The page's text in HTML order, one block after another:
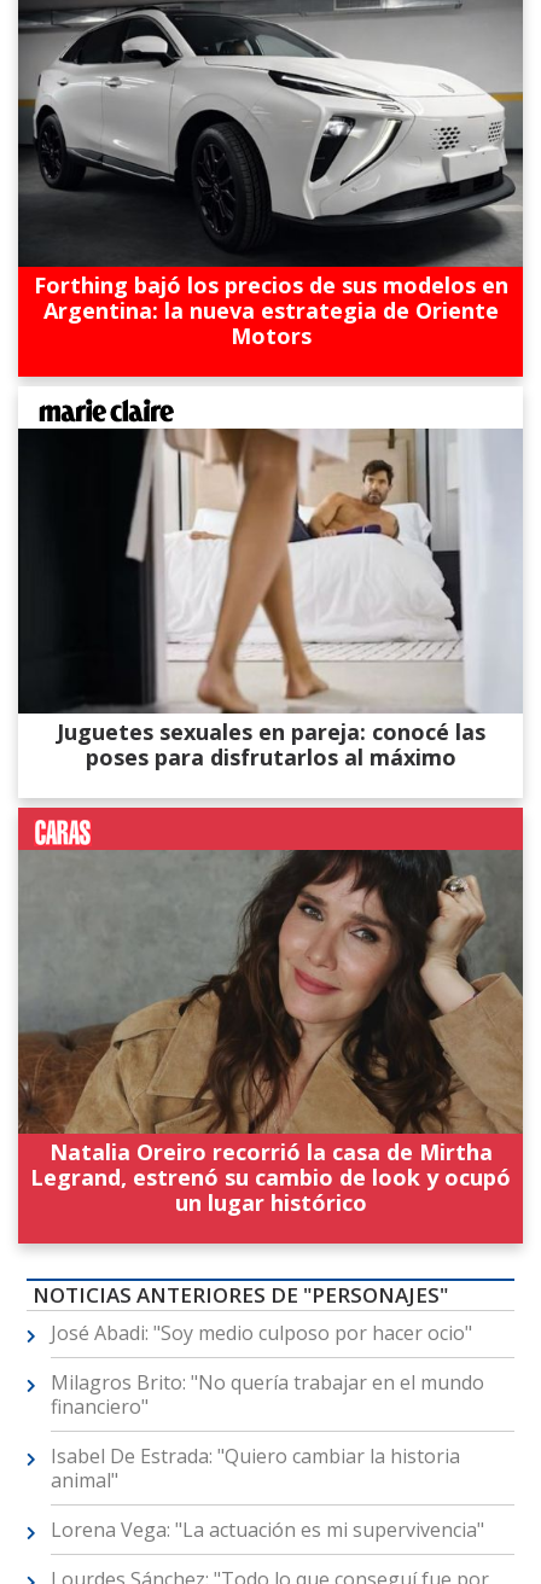
Forthing bajó los precios de sus modelos en
Argentina: la nueva estrategia de Oriente
Motors
Juguetes sexuales en pareja: conocé las
poses para disfrutarlos al máximo
Natalia Oreiro recorrió la casa de Mirtha
Legrand, estrenó su cambio de look y ocupó
un lugar histórico
NOTICIAS ANTERIORES DE "PERSONAJES"
José Abadi: "Soy medio culposo por hacer ocio"
Milagros Brito: "No quería trabajar en el mundo
financiero"
Isabel De Estrada: "Quiero cambiar la historia
animal"
Lorena Vega: "La actuación es mi supervivencia"